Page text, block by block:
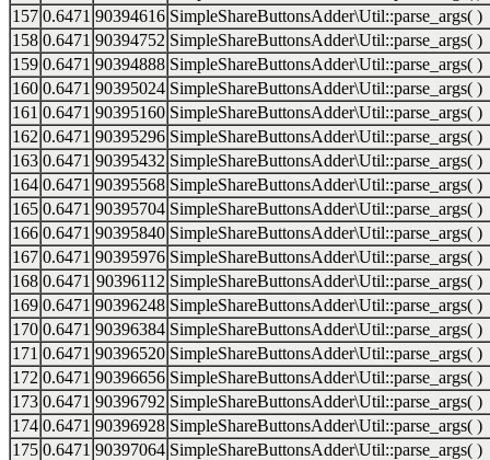
157 0.6471 90394616 SimpleShareButtonsAdder\Util::parse_args( )
158 0.6471 90394752 SimpleShareButtonsAdder\Util::parse_args( )
159 0.6471 90394888 SimpleShareButtonsAdder\Util::parse_args( )
160 0.6471 90395024 SimpleShareButtonsAdder\Util::parse_args( )
161 0.6471 90395160 SimpleShareButtonsAdder\Util::parse_args( )
162 0.6471 90395296 SimpleShareButtonsAdder\Util::parse_args( )
163 0.6471 90395432 SimpleShareButtonsAdder\Util::parse_args( )
164 0.6471 90395568 SimpleShareButtonsAdder\Util::parse_args( )
165 0.6471 90395704 SimpleShareButtonsAdder\Util::parse_args( )
166 0.6471 90395840 SimpleShareButtonsAdder\Util::parse_args( )
167 0.6471 90395976 SimpleShareButtonsAdder\Util::parse_args( )
168 0.6471 90396112 SimpleShareButtonsAdder\Util::parse_args( )
169 0.6471 90396248 SimpleShareButtonsAdder\Util::parse_args( )
170 0.6471 90396384 SimpleShareButtonsAdder\Util::parse_args( )
171 0.6471 90396520 SimpleShareButtonsAdder\Util::parse_args( )
172 0.6471 90396656 SimpleShareButtonsAdder\Util::parse_args( )
173 0.6471 90396792 SimpleShareButtonsAdder\Util::parse_args( )
174 0.6471 90396928 SimpleShareButtonsAdder\Util::parse_args( )
175 0.6471 90397064 SimpleShareButtonsAdder\Util::parse_args( )